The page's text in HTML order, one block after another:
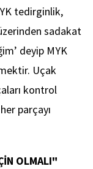
tedirginlik,
sadakat
deyip MYK
Uçak
kontrol
parçayı
OLMALI"